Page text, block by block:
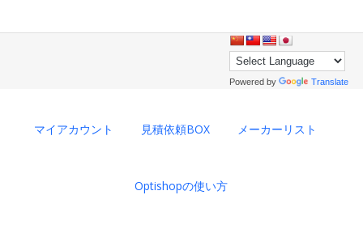
Powered by Translate
マイアカウント 見積依頼BOX メーカーリスト
Optishopの使い方